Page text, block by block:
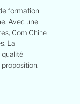
formation
Avec une
Com Chine
La
qualité